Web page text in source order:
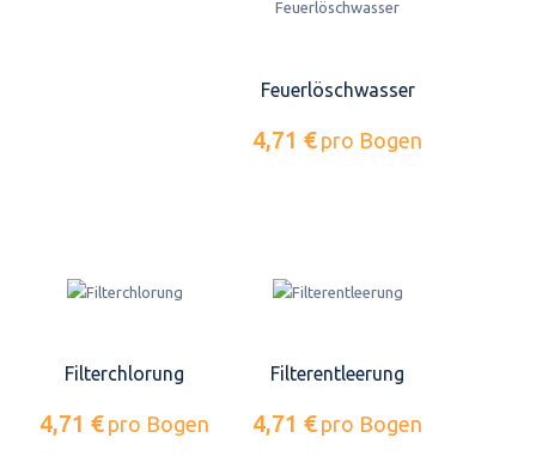
Feuerlöschwasser
4,71 € pro Bogen
Filterchlorung
4,71 € pro Bogen
Filterentleerung
4,71 € pro Bogen